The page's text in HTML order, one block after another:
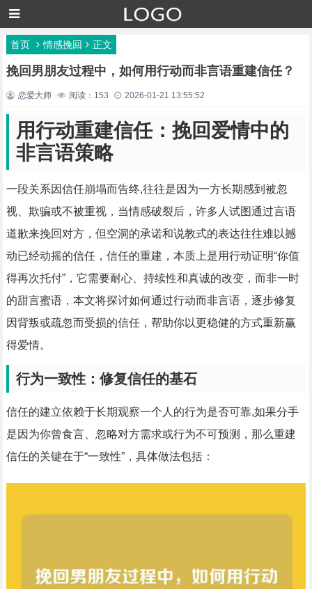
首页 情感挽回 正文
挽回男朋友过程中，如何用行动而非言语重建信任？
恋爱大师 阅读：153 2026-01-21 13:55:52
用行动重建信任：挽回爱情中的
非言语策略
一段关系因信任崩塌而告终,往往是因为一方长期感到被忽
视、欺骗或不被重视，当情感破裂后，许多人试图通过言语
道歉来挽回对方，但空洞的承诺和说教式的表达往往难以撼
动已经动摇的信任，信任的重建，本质上是用行动证明“你值
得再次托付”，它需要耐心、持续性和真诚的改变，而非一时
的甜言蜜语，本文将探讨如何通过行动而非言语，逐步修复
因背叛或疏忽而受损的信任，帮助你以更稳健的方式重新赢
得爱情。
行为一致性：修复信任的基石
信任的建立依赖于长期观察一个人的行为是否可靠,如果分手
是因为你曾食言、忽略对方需求或行为不可预测，那么重建
信任的关键在于“一致性”，具体做法包括：